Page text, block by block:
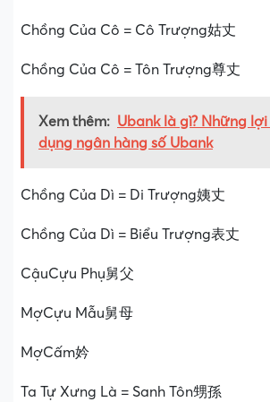
Chồng Của Cô = Cô Trượng姑丈
Chồng Của Cô = Tôn Trượng尊丈
Xem thêm: Ubank là gì? Những
dụng ngân hàng số Ubank
Chồng Của Dì = Di Trượng姨丈
Chồng Của Dì = Biểu Trượng表丈
CậuCựu Phụ舅父
MợCựu Mẫu舅母
MợCấm妗
Ta Tự Xưng Là = Sanh Tôn甥孫